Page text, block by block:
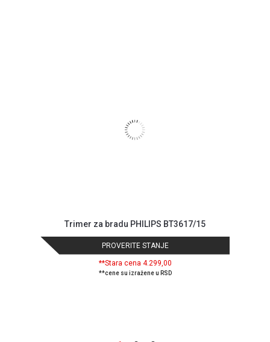
Trimer za bradu PHILIPS BT3617/15
PROVERITE STANJE
**Stara cena 4.299,00
**cene su izražene u RSD